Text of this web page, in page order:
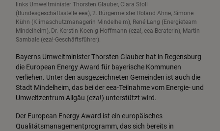
links Umweltminister Thorsten Glauber, Clara Stoll
(Bundesgeschäftsstelle eea), 2. Bürgermeister Roland Ahne, Simone
Kühn (Klimaschutzmanagerin Mindelheim), René Lang (Energieteam
Mindelheim), Dr. Kerstin Koenig-Hoffmann (eza!, eea-Beraterin), Martin
Sambale (eza!-Geschäftsführer).
Bayerns Umweltminister Thorsten Glauber hat in Regensburg
die European Energy Award für bayerische Kommunen
verliehen. Unter den ausgezeichneten Gemeinden ist auch die
Stadt Mindelheim, das bei der eea-Teilnahme vom Energie- und
Umweltzentrum Allgäu (eza!) unterstützt wird.
Der European Energy Award ist ein europäisches
Qualitätsmanagementprogramm, das sich bereits in